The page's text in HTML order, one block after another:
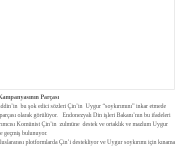
Parçası
bu şok edici sözleri Çin’in Uygur “soykırımını” inkar etmede
olarak görülüyor. Endonezyalı Din işleri Bakanı’nın bu ifadeleri
Komünist Çin’in zulmüne destek ve ortaklık ve mazlum Uygur
geçmiş bulunuyor.
plotformlarda Çin’i destekliyor ve Uygur soykırımı için kınama